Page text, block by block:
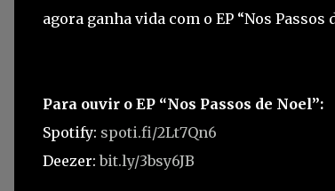
agora ganha vida com o EP “Nos Passos
Para ouvir o EP “Nos Passos de Noel”:
Spotify: spoti.fi/2Lt7Qn6
Deezer:bit.ly/3bsy6JB